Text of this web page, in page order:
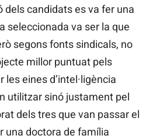
dels candidats es va fer una
seleccionada va ser la que
segons fonts sindicals, no
millor puntuat pels
les eines d’intel·ligència
utilitzar sinó justament pel
dels tres que van passar el
una doctora de família